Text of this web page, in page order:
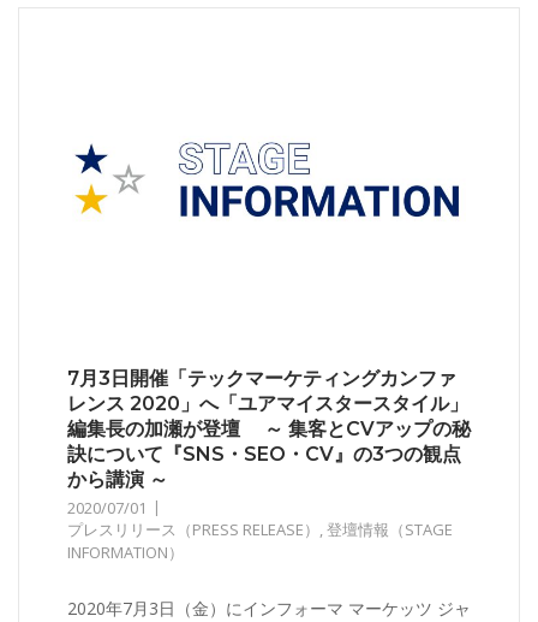
7月3日開催「テックマーケティングカンファ
レンス 2020」へ「ユアマイスタースタイル」
編集長の加瀬が登壇 ～ 集客とCVアップの秘
訣について『SNS・SEO・CV』の3つの観点
から講演 ～
2020/07/01
プレスリリース（PRESS RELEASE） ,登壇情報（STAGE
INFORMATION）
2020年7月3日（金）にインフォーマ マーケッツ ジャ